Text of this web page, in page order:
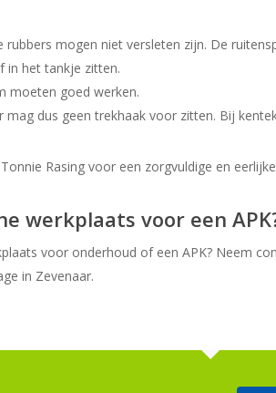
rubbers mogen niet versleten zijn. De
in het tankje zitten.
moeten goed werken.
dus geen trekhaak voor zitten. Bij
Rasing voor een zorgvuldige en eerlijke
werkplaats voor een
voor onderhoud of een APK? Neem
in Zevenaar.